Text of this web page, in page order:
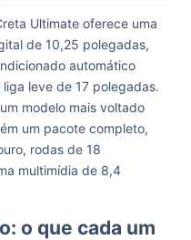
Ultimate oferece uma
de 10,25 polegadas,
automático
leve de 17 polegadas.
modelo mais voltado
um pacote completo,
rodas de 18
multimídia de 8,4
o que cada um